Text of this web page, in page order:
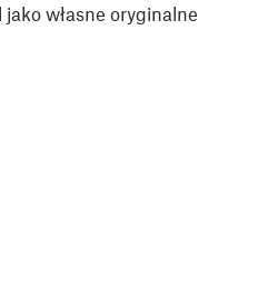
własne oryginalne